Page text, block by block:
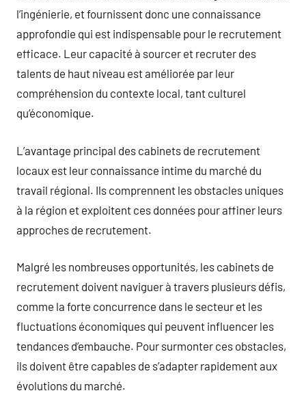
l’ingénierie, et fournissent donc une connaissance
approfondie qui est indispensable pour le recrutement
efficace. Leur capacité à sourcer et recruter des
talents de haut niveau est améliorée par leur
compréhension du contexte local, tant culturel
qu’économique.
L’avantage principal des cabinets de recrutement
locaux est leur connaissance intime du marché du
travail régional. Ils comprennent les obstacles uniques
à la région et exploitent ces données pour affiner leurs
approches de recrutement.
Malgré les nombreuses opportunités, les cabinets de
recrutement doivent naviguer à travers plusieurs défis,
comme la forte concurrence dans le secteur et les
fluctuations économiques qui peuvent influencer les
tendances d’embauche. Pour surmonter ces obstacles,
ils doivent être capables de s’adapter rapidement aux
évolutions du marché.